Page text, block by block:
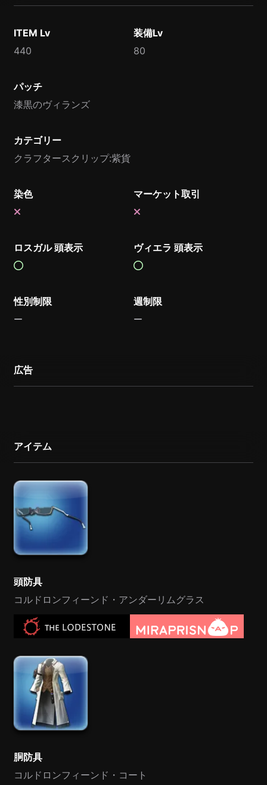
ITEM Lv
440
装備Lv
80
パッチ
漆黒のヴィランズ
カテゴリー
クラフタースクリップ:紫貨
染色 マーケット取引
ロスガル 頭表示 ヴィエラ 頭表示
性別制限 週制限
広告
アイテム
頭防具
コルドロンフィーンド・アンダーリムグラス
胴防具
コルドロンフィーンド・コート